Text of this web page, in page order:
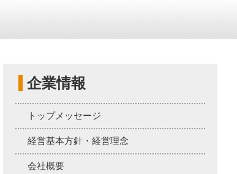
企業情報
トップメッセージ
経営基本方針・経営理念
会社概要